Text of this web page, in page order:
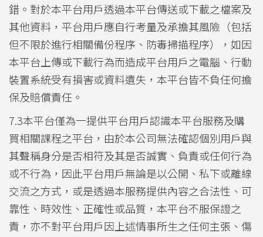
錯。對於本平台用戶透過本平台傳送或下載之檔案及
其他資料，平台用戶應自行考量及承擔其風險（包括
但不限於進行相關備份程序、防毒掃描程序），如因
本平台上傳或下載行為而造成平台用戶之電腦、行動
裝置系統受有損害或資料遺失，本平台皆不負任何擔
保及賠償責任。
7.3本平台僅為一提供平台用戶認識本平台服務及購
買相關課程之平台，由於本公司無法確認個別用戶與
其聲稱身分是否相符及其是否誠實、負責或任何行為
或不行為，因此平台用戶無論是以公開、私下或離線
交流之方式，或是透過本服務提供內容之合法性、可
靠性、時效性、正確性或品質，本平台不服保證之
責，亦不對平台用戶因上述情事所生之任何主張、傷